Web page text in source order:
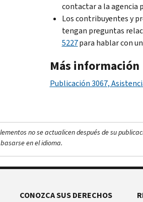
contactar a la agencia
Los contribuyentes y
tengan preguntas
5227para hablar con
Más información
Publicación 3067,
no se actualicen después de su
en el idioma.
CONOZCA SUS DERECHOS